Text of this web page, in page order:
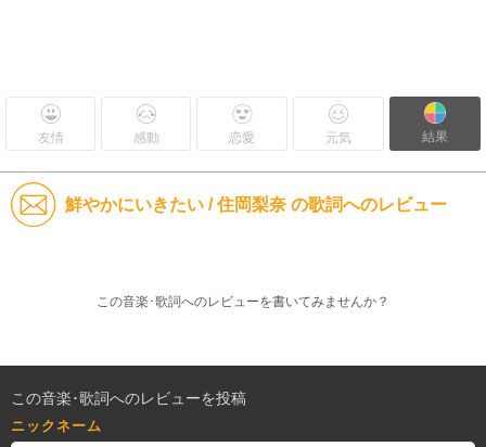
友情 感動 恋愛 元気 結果
鮮やかにいきたい / 住岡梨奈 の歌詞へのレビュー
この音楽･歌詞へのレビューを書いてみませんか？
この音楽･歌詞へのレビューを投稿
ニックネーム